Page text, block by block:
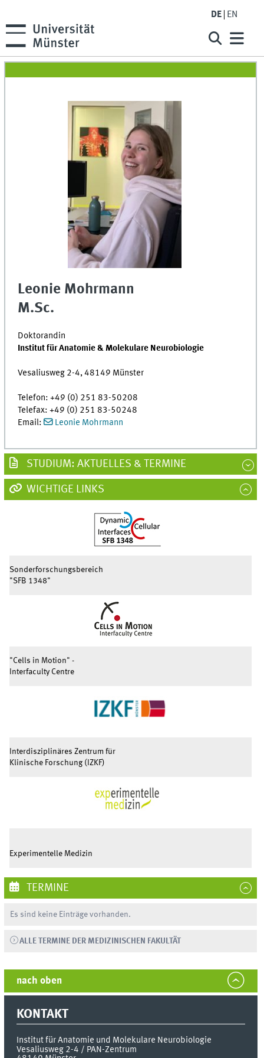
DE EN
Leonie Mohrmann
M.Sc.
Doktorandin
Institut für Anatomie & Molekulare Neurobiologie
Vesaliusweg 2-4, 48149 Münster
Telefon: +49 (0) 251 83-50208
Telefax: +49 (0) 251 83-50248
Email:
Leonie Mohrmann
STUDIUM: AKTUELLES & TERMINE
WICHTIGE LINKS
Sonderforschungsbereich
"SFB 1348"
"Cells in Motion" -
Interfaculty Centre
Interdisziplinäres Zentrum für
Klinische Forschung (IZKF)
Experimentelle Medizin
TERMINE
Es sind keine Einträge vorhanden.
ALLE TERMINE DER MEDIZINISCHEN FAKULTÄT
nach oben
KONTAKT
Institut für Anatomie und Molekulare Neurobiologie
Vesaliusweg 2-4 / PAN-Zentrum